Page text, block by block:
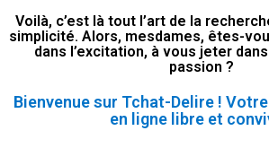
Voilà, c’est là tout l’art de la
simplicité. Alors, mesdames, êtes-
dans l’excitation, à vous jeter
passion ?
Bienvenue sur Tchat-Delire !
en ligne libre et